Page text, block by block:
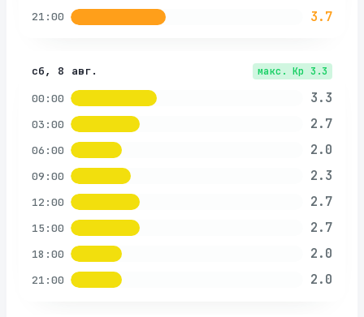
21:00 3.7
сб, 8 авг. макс. Kp 3.3
00:00 3.3
03:00 2.7
06:00 2.0
09:00 2.3
12:00 2.7
15:00 2.7
18:00 2.0
21:00 2.0